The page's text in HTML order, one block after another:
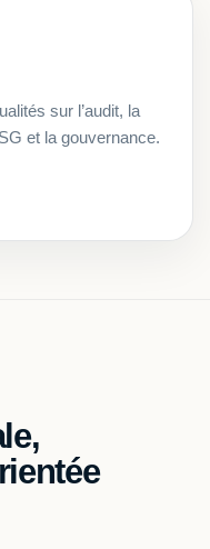
sur l’audit, la
et la gouvernance.